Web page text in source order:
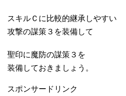
スキルＣに比較的継承しやすい
攻撃の謀策３を装備して
聖印に魔防の謀策３を
装備しておきましょう。
スポンサードリンク